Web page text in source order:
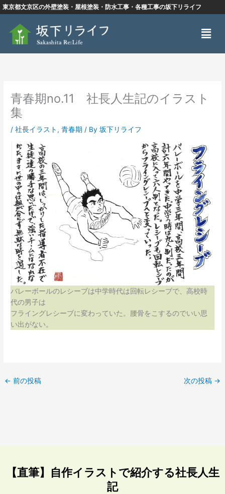
内
容
東京都文京区の外壁塗装・屋根塗装・防水工事・各種工事の坂下リライフ
メ
ニ
ュ
青春期no.11 社長人生記のイラスト
集
/社長イラスト ,青春期 / By坂下リライフ
バレーボールのレシーブは中学時代は回転レシーブで、高校時
代の男子は
フライングレシーブに変わっていた。腰骨をこするのでいい思
い出がない。
← 前の投稿 次の投稿 →
【直筆】自作イラストで紹介する社長人生
記